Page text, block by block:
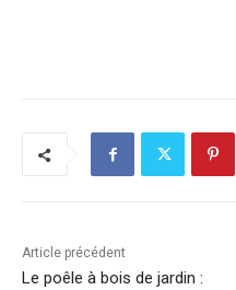
Article précédent
Le poêle à bois de jardin :